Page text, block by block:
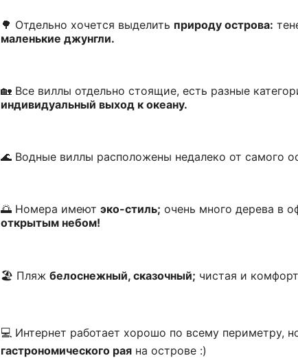
🌳 Отдельно хочется выделить природу острова:
маленькие джунгли.
🏡 Все виллы отдельно стоящие, есть разные
индивидуальный выход к океану.
🌊 Водные виллы расположены недалеко от самого
🌅 Номера имеют эко-стиль; очень много дерева в
открытым небом!
🏖️ Пляж белоснежный, сказочный; чистая и
💻 Интернет работает хорошо по всему периметру,
гастрономического рая на острове :)